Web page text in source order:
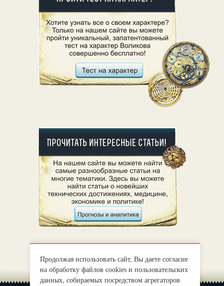
Продолжая использовать сайт, Вы даете согласие
на обработку файлов cookies и пользовательских
данных, собираемых посредством агрегаторов